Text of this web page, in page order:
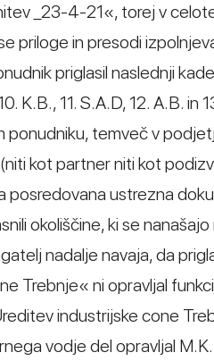
_23-4-21«, torej v
priloge in presodi
priglasil naslednji
K.B., 11. S.A.D, 12. A.B.
ponudniku, temveč v
kot partner niti kot
posredovana ustrezna
okoliščine, ki se
nadalje navaja, da
Trebnje« ni opravljal
industrijske cone
vodje del opravljal